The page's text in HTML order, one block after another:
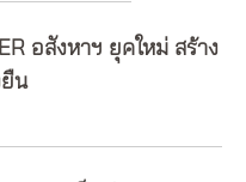
อสังหาฯ ยุคใหม่ สร้าง
ยืน